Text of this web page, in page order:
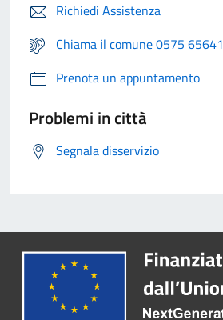
Richiedi Assistenza
Chiama il comune 0575 65641
Prenota un appuntamento
Problemi in città
Segnala disservizio